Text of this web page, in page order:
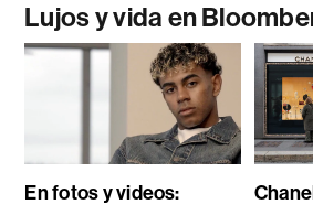
Lujos y vida en
En fotos y videos: